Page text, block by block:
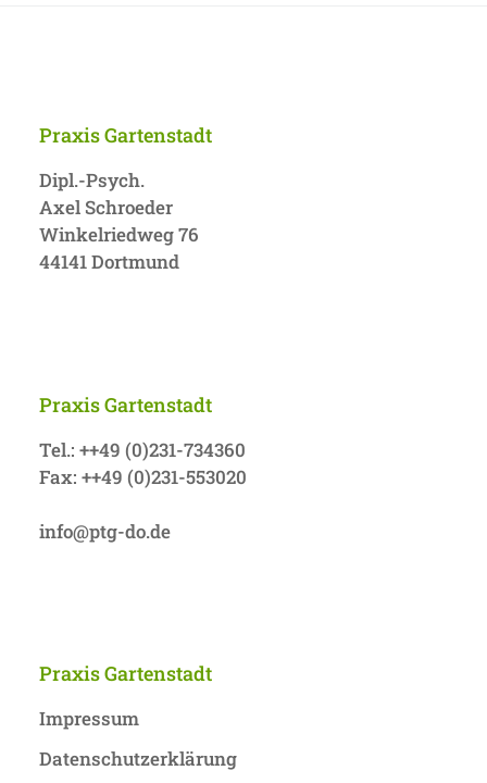
Praxis Gartenstadt
Dipl.-Psych.
Axel Schroeder
Winkelriedweg 76
44141 Dortmund
Praxis Gartenstadt
Tel.: ++49 (0)231-734360
Fax: ++49 (0)231-553020
info@ptg-do.de
Praxis Gartenstadt
Impressum
Datenschutzerklärung